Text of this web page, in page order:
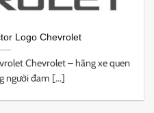
Logo Chevrolet
Chevrolet – hãng xe quen
người đam [...]